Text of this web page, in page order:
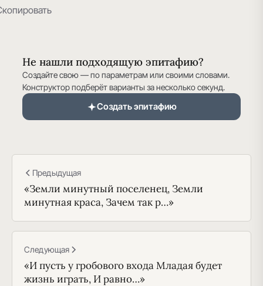
Не нашли подходящую эпитафию?
Создайте свою — по параметрам или своими словами.
Конструктор подберёт варианты за несколько секунд.
Создать эпитафию
Предыдущая
«Земли минутный поселенец, Земли
минутная краса, Зачем так р…»
Следующая
«И пусть у гробового входа Младая будет
жизнь играть, И равно…»